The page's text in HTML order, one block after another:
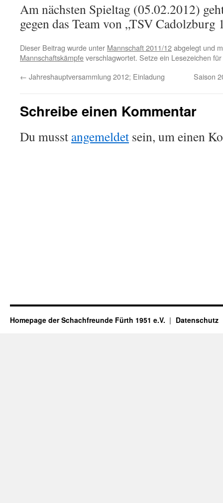
Am nächsten Spieltag (05.02.2012)
gegen das Team von „TSV Cadolzburg
Dieser Beitrag wurde unter Mannschaft 2011/12abgelegt und
Mannschaftskämpfeverschlagwortet. Setze ein Lesezeichen
← Jahreshauptversammlung 2012; Einladung Saison
Schreibe einen Kommentar
Du musst angemeldet sein, um einen
Homepage der Schachfreunde Fürth 1951 e.V. Datenschutz